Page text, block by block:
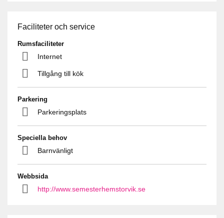
Faciliteter och service
Rumsfaciliteter
Internet
Tillgång till kök
Parkering
Parkeringsplats
Speciella behov
Barnvänligt
Webbsida
http://www.semesterhemstorvik.se